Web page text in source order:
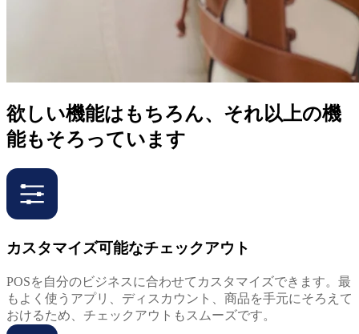
欲しい機能はもちろん、それ以上の機
能もそろっています
カスタマイズ可能なチェックアウト
POSを自分のビジネスに合わせてカスタマイズできます。最
もよく使うアプリ、ディスカウント、商品を手元にそろえて
おけるため、チェックアウトもスムーズです。